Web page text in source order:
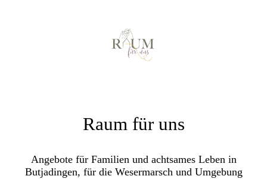
Raum für uns
Angebote für Familien und achtsames Leben in
Butjadingen, für die Wesermarsch und Umgebung